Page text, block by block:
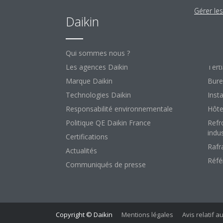
Daikin
Qui sommes nous ?
Les agences Daikin
Marque Daikin
Technologies Daikin
Responsabilité environnementale
Politique QE Daikin France
Certifications
Actualités
Communiqués de presse
Copyright © Daikin Mentions légales Avis relatif
Gérer